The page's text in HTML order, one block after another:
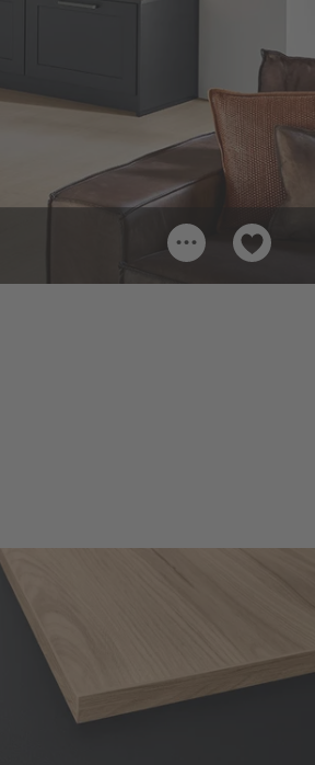
...